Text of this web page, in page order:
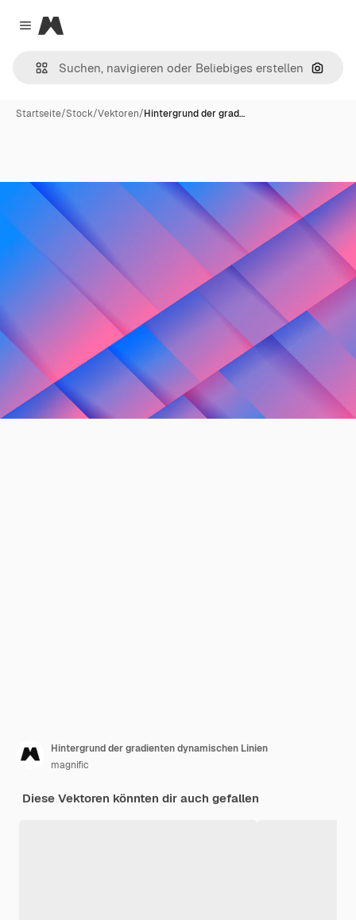
Close menu
Magnific
Nach
Startseite/Stock/Vektoren/Hintergrund der grad…
Hintergrund der gradienten dynamischen Linien
magnific
Diese Vektoren könnten dir auch gefallen